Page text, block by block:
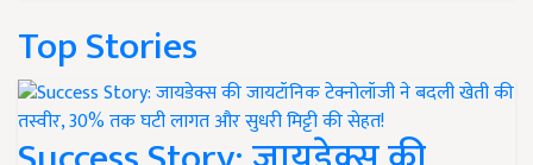
Top Stories